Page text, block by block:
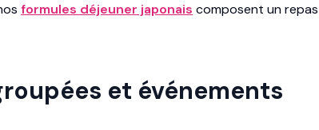
formules déjeuner japonais composent un
et événements